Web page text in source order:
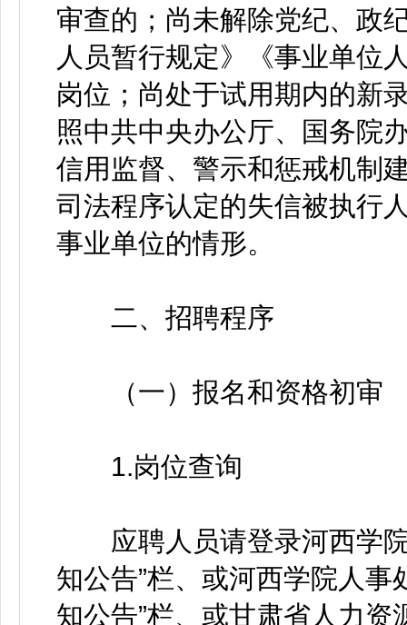
审查的；尚未解除党纪、政
人员暂行规定》《事业单位
岗位；尚处于试用期内的新
照中共中央办公厅、国务院
信用监督、警示和惩戒机制
司法程序认定的失信被执行
事业单位的情形。
二、招聘程序
（一）报名和资格初审
1.岗位查询
应聘人员请登录河西学院
知公告”栏、或河西学院人事
知公告”栏、或甘肃省人力资